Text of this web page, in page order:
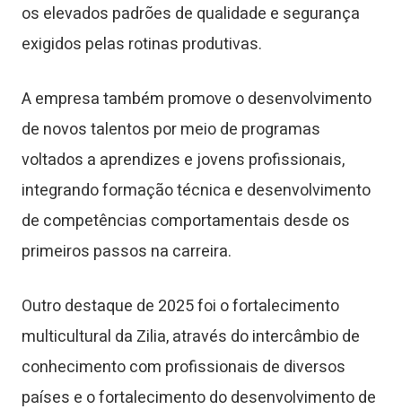
os elevados padrões de qualidade e segurança
exigidos pelas rotinas produtivas.
A empresa também promove o desenvolvimento
de novos talentos por meio de programas
voltados a aprendizes e jovens profissionais,
integrando formação técnica e desenvolvimento
de competências comportamentais desde os
primeiros passos na carreira.
Outro destaque de 2025 foi o fortalecimento
multicultural da Zilia, através do intercâmbio de
conhecimento com profissionais de diversos
países e o fortalecimento do desenvolvimento de